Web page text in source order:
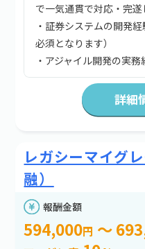
で一気通貫で対応・完
・証券システムの開発
必須となります）
・アジャイル開発の実務
詳細
レガシーマイグ
融）
報酬金額
594,000円 ～